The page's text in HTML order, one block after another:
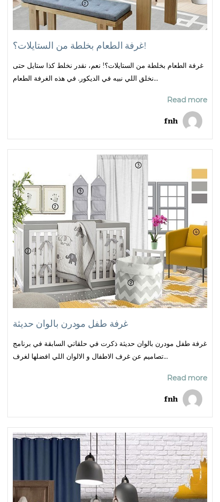
غرفة الطعام بخلطة من الستايلات؟!
غرفة الطعام بخلطة من الستايلات؟! نعم، نقدر نخلط كذا ستايل حتى
نخلق اللي نبيه في الديكور. في هذه الغرفة الطعام...
Read more
fnh
غرفة طفل مودرن بالوان حديثة
غرفة طفل مودرن بالوان حديثة ذكرت في حلقاتي السابقة في برنامج
تصاميم عن غرف الاطفال و الالوان اللي افضلها لغرف...
Read more
fnh